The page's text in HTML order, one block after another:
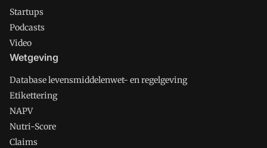
Startups
Podcasts
Video
Wetgeving
Database levensmiddelenwet- en regelgeving
Etikettering
NAPV
Nutri-Score
Claims